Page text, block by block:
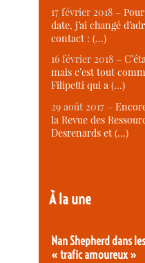
17 février 2018 –
date, j’ai changé
contact : (…)
16 février 2018 –
mais c’est tout
Filipetti qui a (…)
29 août 2017 –
la Revue des
Desrenards et (…)
À la une
Nan Shepherd dans
« trafic amoureux »